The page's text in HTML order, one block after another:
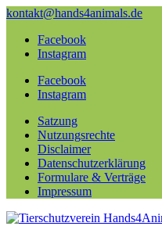
kontakt@hands4animals.de
Facebook
Instagram
Facebook
Instagram
Satzung
Nutzungsrechte
Disclaimer
Datenschutzerklärung
Formulare & Verträge
Impressum